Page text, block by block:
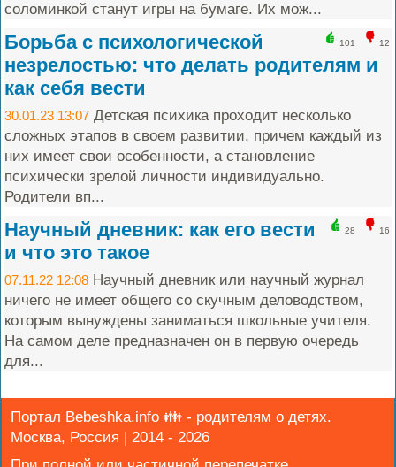
соломинкой станут игры на бумаге. Их мож...
101 12
Борьба с психологической
незрелостью: что делать родителям и
как себя вести
30.01.23 13:07 Детская психика проходит несколько
сложных этапов в своем развитии, причем каждый из
них имеет свои особенности, а становление
психически зрелой личности индивидуально.
Родители вп...
28 16
Научный дневник: как его вести
и что это такое
07.11.22 12:08 Научный дневник или научный журнал
ничего не имеет общего со скучным деловодством,
которым вынуждены заниматься школьные учителя.
На самом деле предназначен он в первую очередь
для...
Портал Bebeshka.info 👪 - родителям о детях.
Москва, Россия | 2014 - 2026